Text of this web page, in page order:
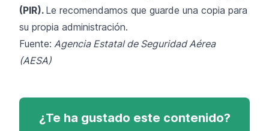
(PIR). Le recomendamos que guarde una copia para
su propia administración.
Fuente: Agencia Estatal de Seguridad Aérea
(AESA)
¿Te ha gustado este contenido?